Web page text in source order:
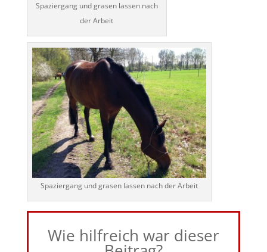
Spaziergang und grasen lassen nach
der Arbeit
Spaziergang und grasen lassen nach der Arbeit
Wie hilfreich war dieser